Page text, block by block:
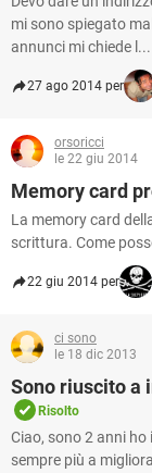
mi sono spiegato
annunci mi chiede l...
27 ago 2014 per
orsoricci
le 22 giu 2014
Memory card
La memory card
scrittura. Come
22 giu 2014 per
ci sono
le 18 dic 2013
Sono riuscito a
Risolto
Ciao, sono 2 anni
sempre più a